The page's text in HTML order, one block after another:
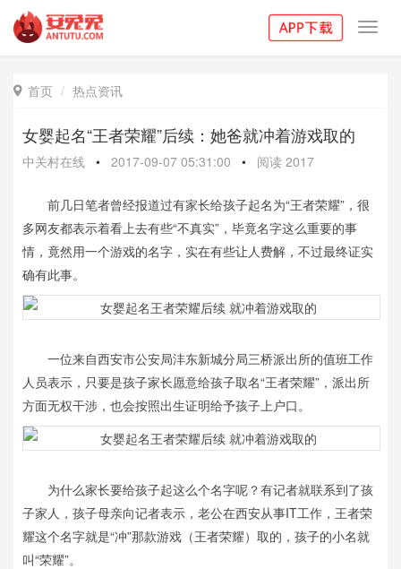
 首页 热点资讯
女婴起名“王者荣耀”后续：她爸就冲着游戏取的
中关村在线 • 2017-09-07 05:31:00 • 阅读 2017
前几日笔者曾经报道过有家长给孩子起名为“王者荣耀”，很
多网友都表示着看上去有些“不真实”，毕竟名字这么重要的事
情，竟然用一个游戏的名字，实在有些让人费解，不过最终证实
确有此事。
一位来自西安市公安局沣东新城分局三桥派出所的值班工作
人员表示，只要是孩子家长愿意给孩子取名“王者荣耀”，派出所
方面无权干涉，也会按照出生证明给予孩子上户口。
为什么家长要给孩子起这么个名字呢？有记者就联系到了孩
子家人，孩子母亲向记者表示，老公在西安从事IT工作，王者荣
耀这个名字就是“冲”那款游戏（王者荣耀）取的，孩子的小名就
叫“荣耀”。